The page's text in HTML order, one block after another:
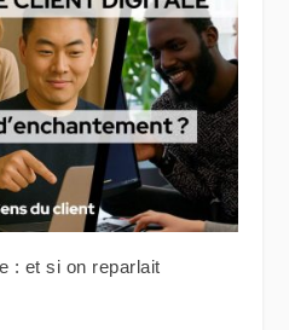
: et si on reparlait